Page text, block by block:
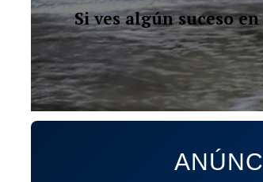
Si ves algún suceso